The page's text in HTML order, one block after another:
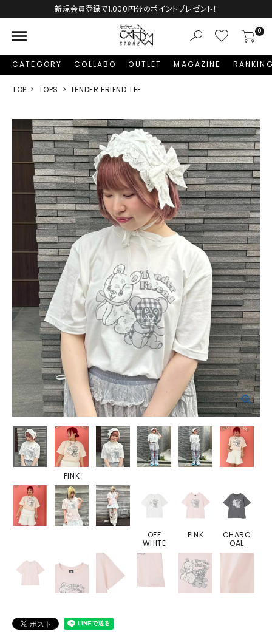
新規会員登録で1,000円分のポイントプレゼント！
menu 0
CATEGORY COLLABO OUTLET MAGAZINE
TOP TOPS TENDER FRIEND TEE
PINK
OFF
WHITE
PINK
CHARC
OAL